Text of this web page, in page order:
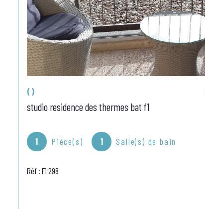
()
studio residence des thermes bat f1
1 Pièce(s) 1 Salle(s) de bain
Réf : F1 298